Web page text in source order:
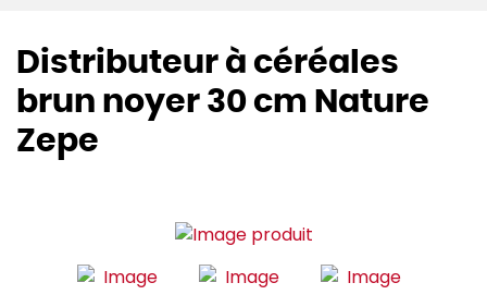
Distributeur à céréales
brun noyer 30 cm Nature
Zepe